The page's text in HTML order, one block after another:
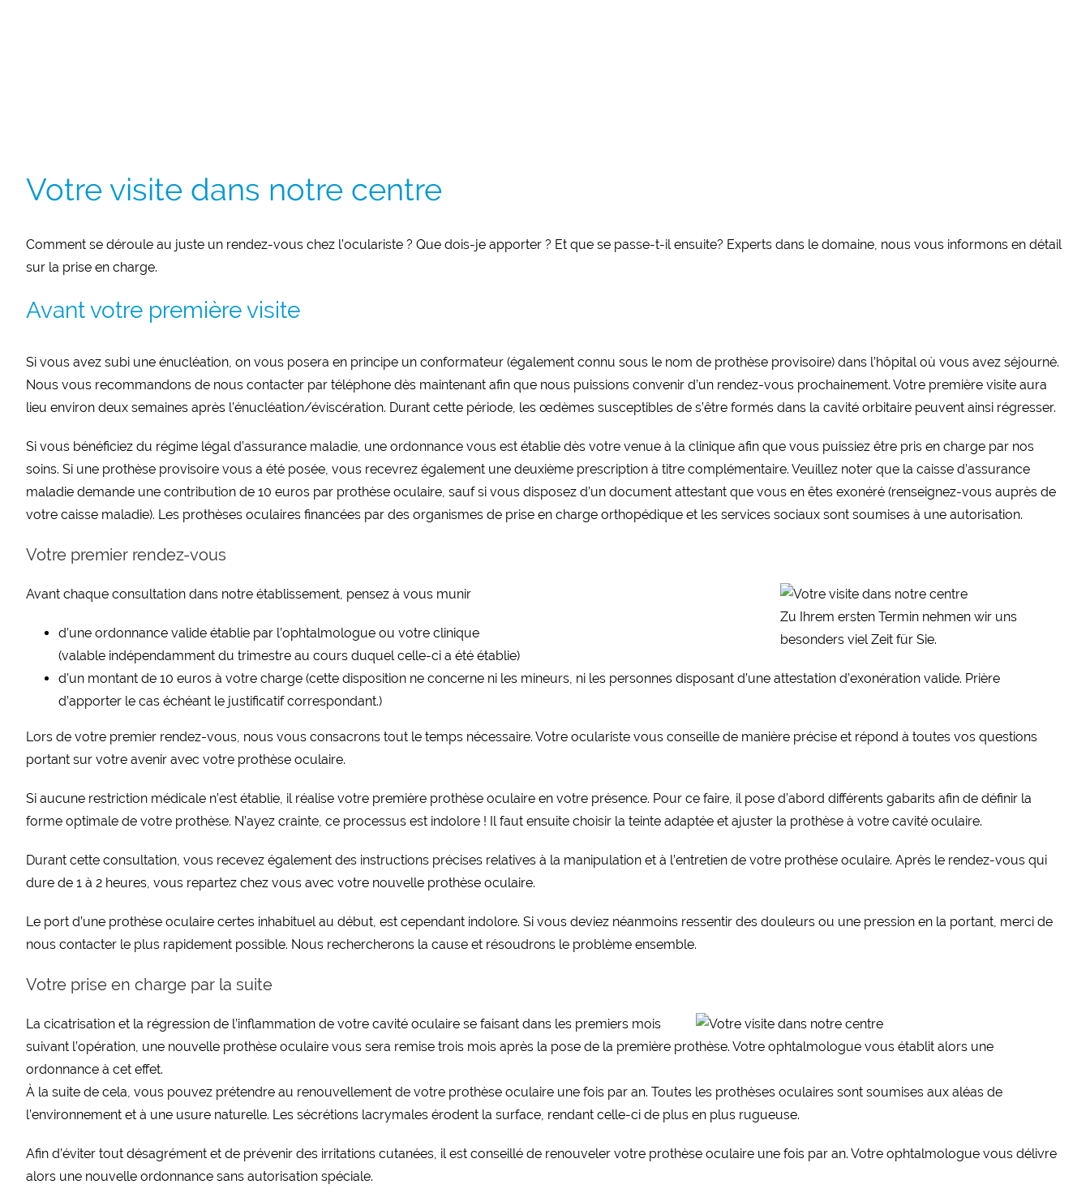
Votre visite dans notre centre
Comment se déroule au juste un rendez-vous chez l’oculariste ? Que dois-je apporter ? Et que se passe-t-il ensuite? Experts dans le domaine, nous vous informons en détail
sur la prise en charge.
Avant votre première visite
Si vous avez subi une énucléation, on vous posera en principe un conformateur (également connu sous le nom de prothèse provisoire) dans l’hôpital où vous avez séjourné.
Nous vous recommandons de nous contacter par téléphone dès maintenant afin que nous puissions convenir d’un rendez-vous prochainement. Votre première visite aura
lieu environ deux semaines après l’énucléation/éviscération. Durant cette période, les œdèmes susceptibles de s’être formés dans la cavité orbitaire peuvent ainsi régresser.
Si vous bénéficiez du régime légal d’assurance maladie, une ordonnance vous est établie dès votre venue à la clinique afin que vous puissiez être pris en charge par nos
soins. Si une prothèse provisoire vous a été posée, vous recevrez également une deuxième prescription à titre complémentaire. Veuillez noter que la caisse d’assurance
maladie demande une contribution de 10 euros par prothèse oculaire, sauf si vous disposez d’un document attestant que vous en êtes exonéré (renseignez-vous auprès de
votre caisse maladie). Les prothèses oculaires financées par des organismes de prise en charge orthopédique et les services sociaux sont soumises à une autorisation.
Votre premier rendez-vous
Zu Ihrem ersten Termin nehmen wir uns
besonders viel Zeit für Sie.
Avant chaque consultation dans notre établissement, pensez à vous munir
d’une ordonnance valide établie par l’ophtalmologue ou votre clinique
(valable indépendamment du trimestre au cours duquel celle-ci a été établie)
d’un montant de 10 euros à votre charge (cette disposition ne concerne ni les mineurs, ni les personnes disposant d’une attestation d’exonération valide. Prière
d’apporter le cas échéant le justificatif correspondant.)
Lors de votre premier rendez-vous, nous vous consacrons tout le temps nécessaire. Votre oculariste vous conseille de manière précise et répond à toutes vos questions
portant sur votre avenir avec votre prothèse oculaire.
Si aucune restriction médicale n’est établie, il réalise votre première prothèse oculaire en votre présence. Pour ce faire, il pose d’abord différents gabarits afin de définir la
forme optimale de votre prothèse. N’ayez crainte, ce processus est indolore ! Il faut ensuite choisir la teinte adaptée et ajuster la prothèse à votre cavité oculaire.
Durant cette consultation, vous recevez également des instructions précises relatives à la manipulation et à l’entretien de votre prothèse oculaire. Après le rendez-vous qui
dure de 1 à 2 heures, vous repartez chez vous avec votre nouvelle prothèse oculaire.
Le port d’une prothèse oculaire certes inhabituel au début, est cependant indolore. Si vous deviez néanmoins ressentir des douleurs ou une pression en la portant, merci de
nous contacter le plus rapidement possible. Nous rechercherons la cause et résoudrons le problème ensemble.
Votre prise en charge par la suite
La cicatrisation et la régression de l’inflammation de votre cavité oculaire se faisant dans les premiers mois
suivant l’opération, une nouvelle prothèse oculaire vous sera remise trois mois après la pose de la première prothèse. Votre ophtalmologue vous établit alors une
ordonnance à cet effet.
À la suite de cela, vous pouvez prétendre au renouvellement de votre prothèse oculaire une fois par an. Toutes les prothèses oculaires sont soumises aux aléas de
l’environnement et à une usure naturelle. Les sécrétions lacrymales érodent la surface, rendant celle-ci de plus en plus rugueuse.
Afin d’éviter tout désagrément et de prévenir des irritations cutanées, il est conseillé de renouveler votre prothèse oculaire une fois par an. Votre ophtalmologue vous délivre
alors une nouvelle ordonnance sans autorisation spéciale.